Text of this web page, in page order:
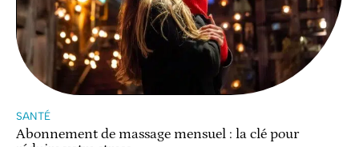
SANTÉ
Abonnement de massage mensuel : la clé pour